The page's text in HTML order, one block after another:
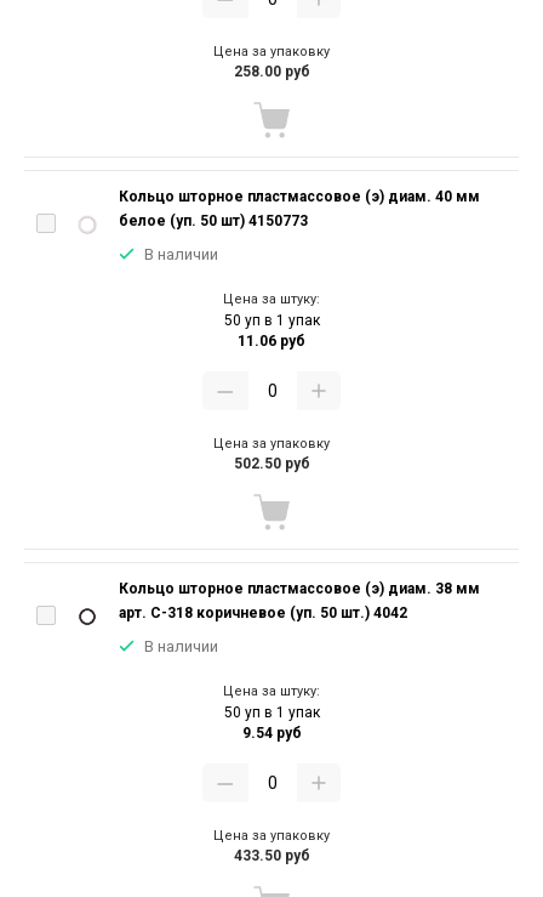
Цена за упаковку
258.00 руб
Кольцо шторное пластмассовое (э) диам. 40 мм
белое (уп. 50 шт) 4150773
В наличии
Цена за штуку:
50 уп в 1 упак
11.06 руб
Цена за упаковку
502.50 руб
Кольцо шторное пластмассовое (э) диам. 38 мм
арт. С-318 коричневое (уп. 50 шт.) 4042
В наличии
Цена за штуку:
50 уп в 1 упак
9.54 руб
Цена за упаковку
433.50 руб